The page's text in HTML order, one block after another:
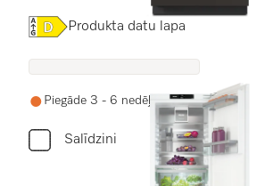
Online Label Flag,
Produkta datu lapa
Piegāde 3 - 6 nedēļu laikā
Salīdzini